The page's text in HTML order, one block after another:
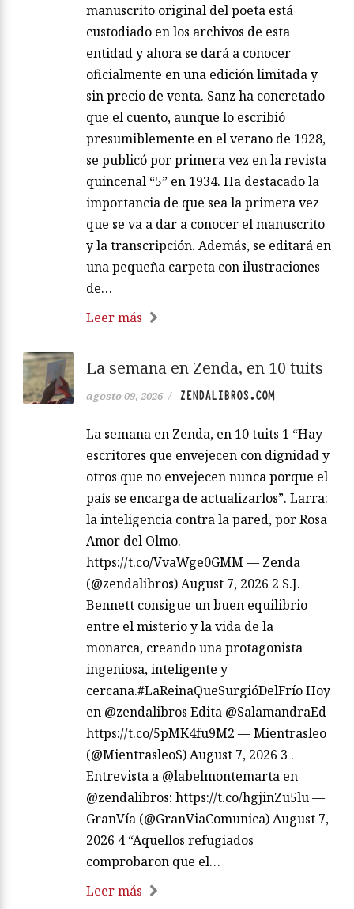
manuscrito original del poeta está
custodiado en los archivos de esta
entidad y ahora se dará a conocer
oficialmente en una edición limitada y
sin precio de venta. Sanz ha concretado
que el cuento, aunque lo escribió
presumiblemente en el verano de 1928,
se publicó por primera vez en la revista
quincenal “5” en 1934. Ha destacado la
importancia de que sea la primera vez
que se va a dar a conocer el manuscrito
y la transcripción. Además, se editará en
una pequeña carpeta con ilustraciones
de…
Leer más
La semana en Zenda, en 10 tuits
agosto 09, 2026 / ZENDALIBROS.COM
La semana en Zenda, en 10 tuits 1 “Hay
escritores que envejecen con dignidad y
otros que no envejecen nunca porque el
país se encarga de actualizarlos”. Larra:
la inteligencia contra la pared, por Rosa
Amor del Olmo.
https://t.co/VvaWge0GMM — Zenda
(@zendalibros) August 7, 2026 2 S.J.
Bennett consigue un buen equilibrio
entre el misterio y la vida de la
monarca, creando una protagonista
ingeniosa, inteligente y
cercana.#LaReinaQueSurgióDelFrío Hoy
en @zendalibros Edita @SalamandraEd
https://t.co/5pMK4fu9M2 — Mientrasleo
(@MientrasleoS) August 7, 2026 3 .
Entrevista a @labelmontemarta en
@zendalibros: https://t.co/hgjinZu5lu —
GranVía (@GranViaComunica) August 7,
2026 4 “Aquellos refugiados
comprobaron que el…
Leer más